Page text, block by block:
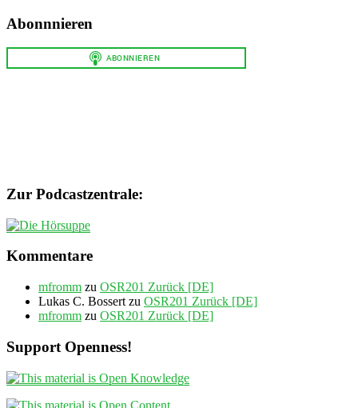
Abonnnieren
Zur Podcastzentrale:
Kommentare
mfromm zu OSR201 Zurück [DE]
Lukas C. Bossert zu OSR201 Zurück [DE]
mfromm zu OSR201 Zurück [DE]
Support Openness!